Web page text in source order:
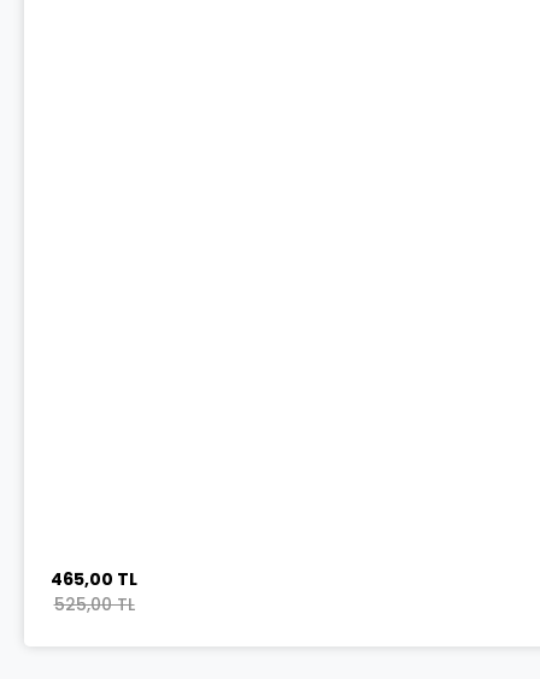
465,00 TL
525,00 TL